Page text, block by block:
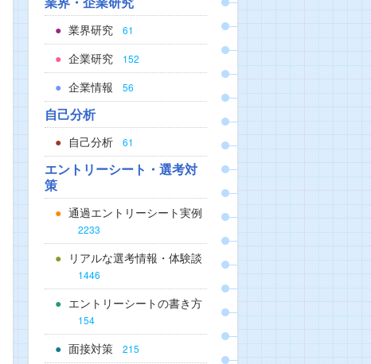
業界研究 61
企業研究 152
企業情報 56
自己分析
自己分析 61
エントリーシート・選考対
策
通過エントリーシート実例
2233
リアルな選考情報・体験談
1446
エントリーシートの書き方
154
面接対策 215